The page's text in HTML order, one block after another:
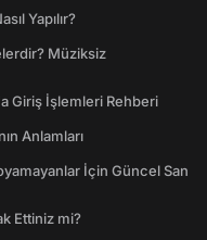
Yapılır?
Müziksiz
Giriş İşlemleri Rehberi
Anlamları
İçin Güncel San
Ettiniz mi?